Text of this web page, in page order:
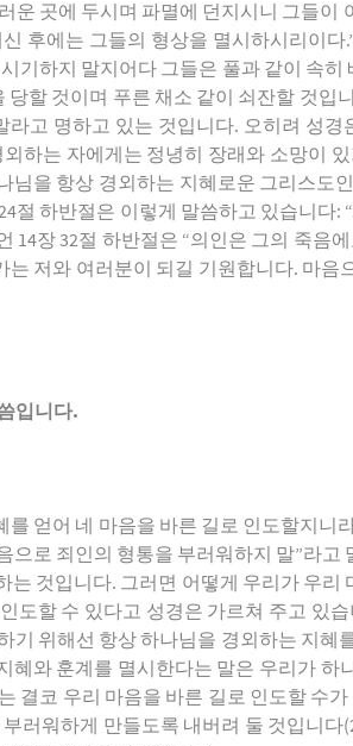
운 곳에 두시며 파멸에 던지시니 그들
후에는 그들의 형상을 멸시하시리이
기하지 말지어다 그들은 풀과 같이 속
할 것이며 푸른 채소 같이 쇠잔할 것입
고 명하고 있는 것입니다. 오히려 성
하는 자에게는 정녕히 장래와 소망이
을 항상 경외하는 지혜로운 그리스도
절 하반절은 이렇게 말씀하고 있습니다
장 32절 하반절은 “의인은 그의 죽음
저와 여러분이 되길 기원합니다. 마
입니다.
얻어 네 마음을 바른 길로 인도할지
으로 죄인의 형통을 부러워하지 말”라
것입니다. 그러면 어떻게 우리가 우
도할 수 있다고 성경은 가르쳐 주고 있
기 위해선 항상 하나님을 경외하는 지
와 훈계를 멸시한다는 말은 우리가
결코 우리 마음을 바른 길로 인도할 수
러워하게 만들도록 내버려 둘 것입니